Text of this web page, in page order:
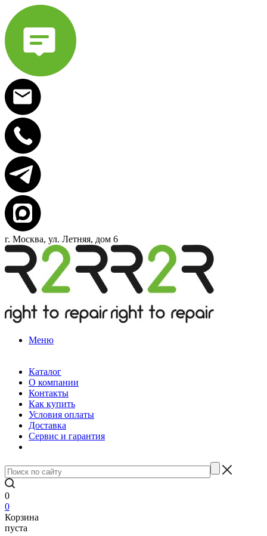
г. Москва, ул. Летняя, дом 6
Меню
Каталог
О компании
Контакты
Как купить
Условия оплаты
Доставка
Сервис и гарантия
0
0
Корзина
пуста